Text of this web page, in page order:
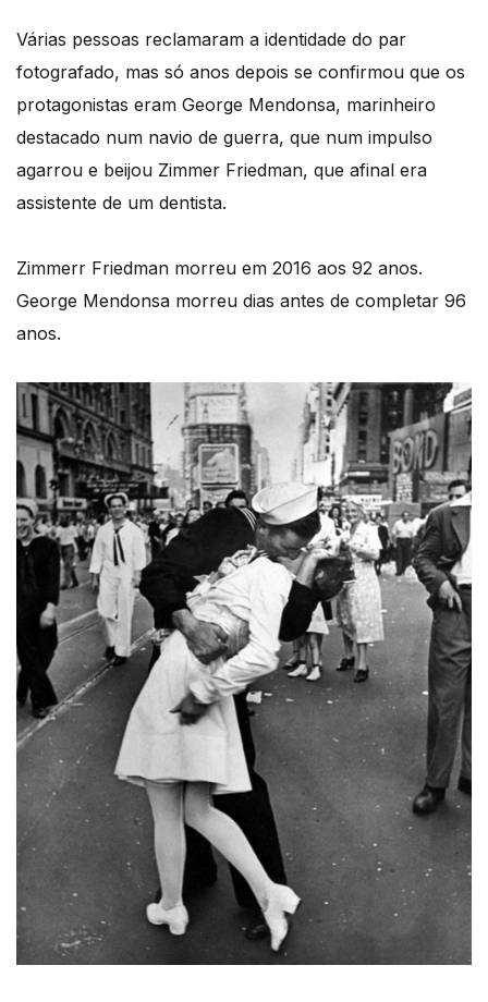
Várias pessoas reclamaram a identidade do par
fotografado, mas só anos depois se confirmou que os
protagonistas eram George Mendonsa, marinheiro
destacado num navio de guerra, que num impulso
agarrou e beijou Zimmer Friedman, que afinal era
assistente de um dentista.
Zimmerr Friedman morreu em 2016 aos 92 anos.
George Mendonsa morreu dias antes de completar 96
anos.